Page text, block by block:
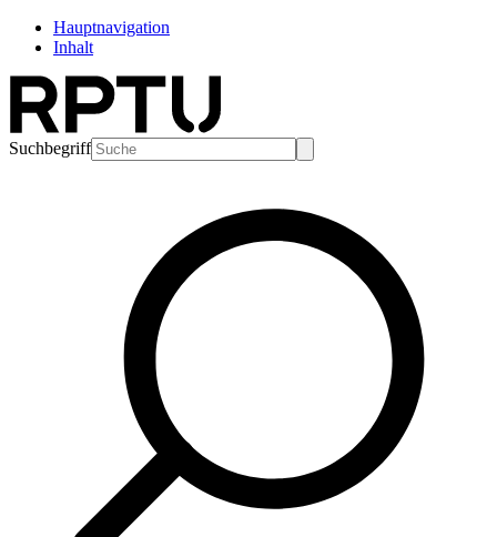
Hauptnavigation
Inhalt
Suchbegriff